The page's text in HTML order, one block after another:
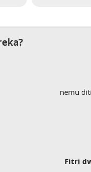
nemu
Fitri dwi